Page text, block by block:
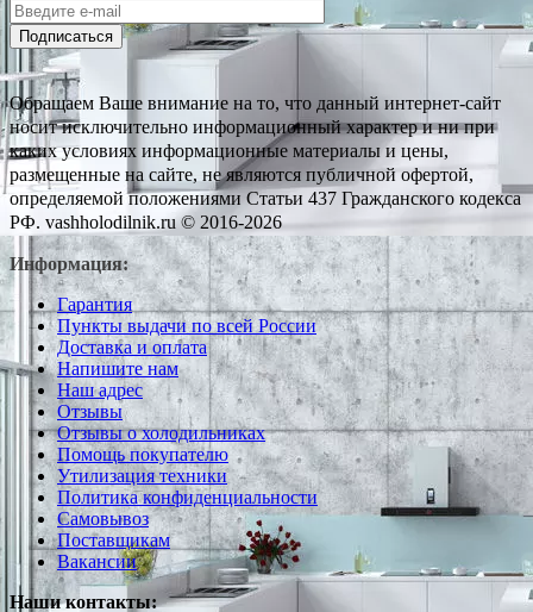
Подписаться
Обращаем Ваше внимание на то, что данный интернет-сайт
носит исключительно информационный характер и ни при
каких условиях информационные материалы и цены,
размещенные на сайте, не являются публичной офертой,
определяемой положениями Статьи 437 Гражданского кодекса
РФ. vashholodilnik.ru © 2016-2026
Информация:
Гарантия
Пункты выдачи по всей России
Доставка и оплата
Напишите нам
Наш адрес
Отзывы
Отзывы о холодильниках
Помощь покупателю
Утилизация техники
Политика конфиденциальности
Самовывоз
Поставщикам
Вакансии
Наши контакты: